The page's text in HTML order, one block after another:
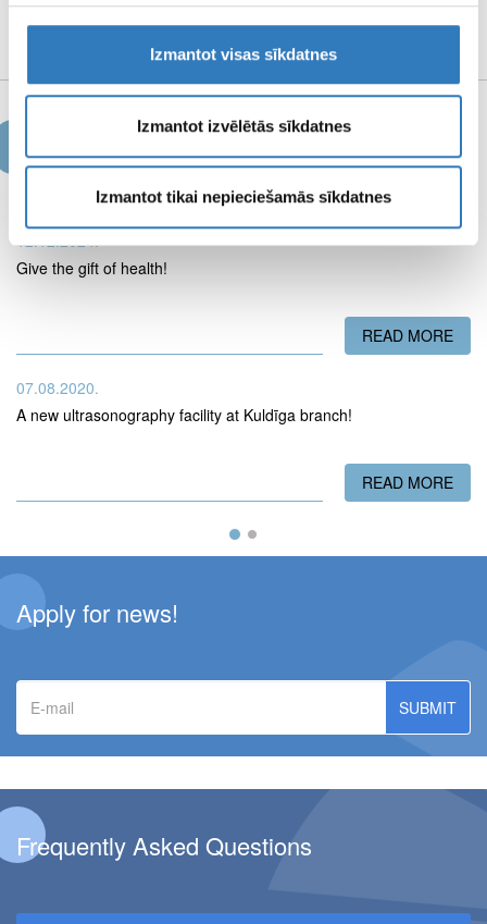
Izmantot visas sīkdatnes
Izmantot izvēlētās sīkdatnes
Izmantot tikai nepieciešamās sīkdatnes
MEDIA MATERIALS
News
12.12.2024.
Give the gift of health!
READ MORE
07.08.2020.
A new ultrasonography facility at Kuldīga branch!
READ MORE
Apply for news!
E-
mail
Frequently Asked Questions